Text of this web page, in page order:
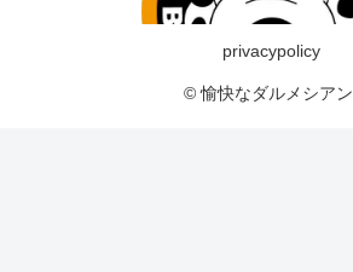
privacypolicy
© 愉快なダルメシアン.